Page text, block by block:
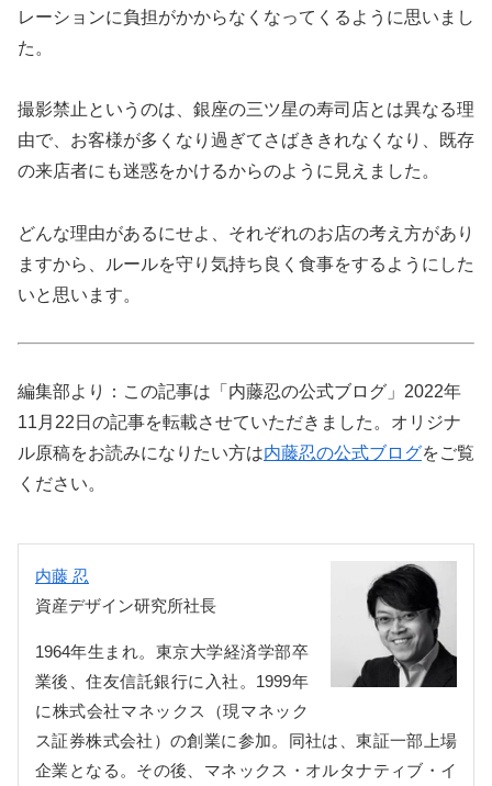
レーションに負担がかからなくなってくるように思いまし
た。
撮影禁止というのは、銀座の三ツ星の寿司店とは異なる理
由で、お客様が多くなり過ぎてさばききれなくなり、既存
の来店者にも迷惑をかけるからのように見えました。
どんな理由があるにせよ、それぞれのお店の考え方があり
ますから、ルールを守り気持ち良く食事をするようにした
いと思います。
編集部より：この記事は「内藤忍の公式ブログ」2022年
11月22日の記事を転載させていただきました。オリジナ
ル原稿をお読みになりたい方は内藤忍の公式ブログをご覧
ください。
内藤 忍
資産デザイン研究所社長
1964年生まれ。東京大学経済学部卒
業後、住友信託銀行に入社。1999年
に株式会社マネックス（現マネック
ス証券株式会社）の創業に参加。同社は、東証一部上場
企業となる。その後、マネックス・オルタナティブ・イ